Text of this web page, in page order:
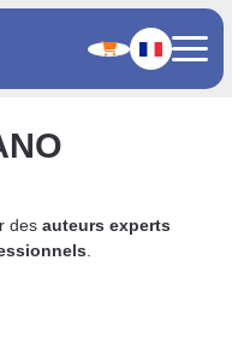
des auteurs experts